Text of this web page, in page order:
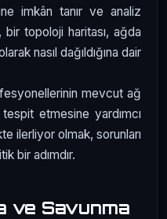
imkân tanır ve analiz
bir topoloji haritası, ağda
nasıl dağıldığına dair
mevcut ağ
tespit etmesine yardımcı
ilerliyor olmak, sorunları
bir adımdır.
ve Savunma